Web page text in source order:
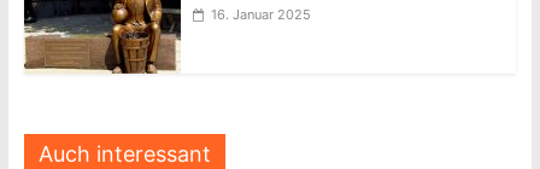
16. Januar 2025
Auch interessant